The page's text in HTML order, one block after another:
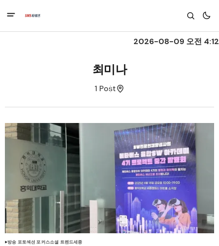
2026-08-09 오전 4:12
최미나
1 Post
방송 포토섹션 포커스소셜 트렌드세종